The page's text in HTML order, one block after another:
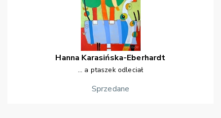
Hanna Karasińska-Eberhardt
... a ptaszek odleciał
Sprzedane